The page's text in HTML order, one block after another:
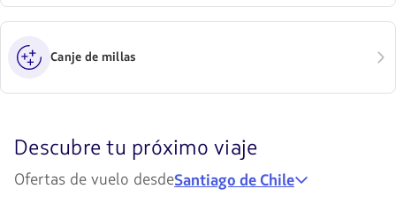
Canje de millas
Descubre tu próximo viaje
tu
próximo
Ofertas de vuelo desdeSantiago de Chile